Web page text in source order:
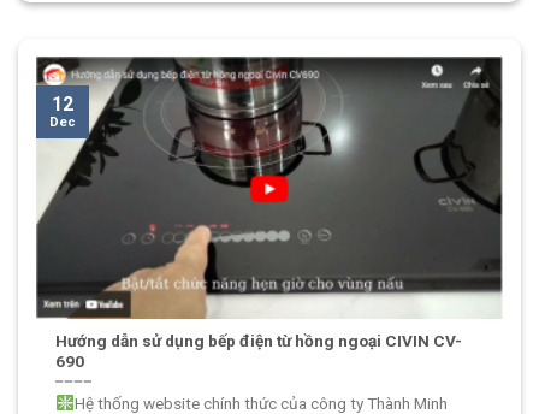
Hướng dẫn sử dụng bếp điện từ hồng ngoại CIVIN CV-
690
Hệ thống website chính thức của công ty Thành Minh
12
Dec